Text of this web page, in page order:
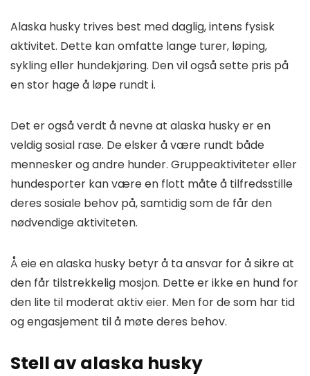
Alaska husky trives best med daglig, intens fysisk
aktivitet. Dette kan omfatte lange turer, løping,
sykling eller hundekjøring. Den vil også sette pris på
en stor hage å løpe rundt i.
Det er også verdt å nevne at alaska husky er en
veldig sosial rase. De elsker å være rundt både
mennesker og andre hunder. Gruppeaktiviteter eller
hundesporter kan være en flott måte å tilfredsstille
deres sosiale behov på, samtidig som de får den
nødvendige aktiviteten.
Å eie en alaska husky betyr å ta ansvar for å sikre at
den får tilstrekkelig mosjon. Dette er ikke en hund for
den lite til moderat aktiv eier. Men for de som har tid
og engasjement til å møte deres behov.
Stell av alaska husky